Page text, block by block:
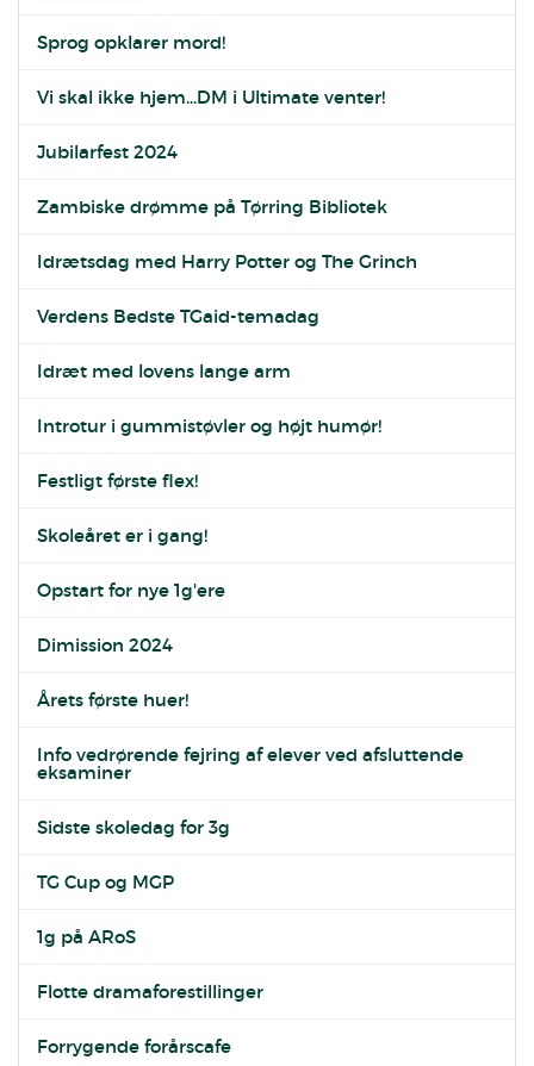
Sprog opklarer mord!
Vi skal ikke hjem...DM i Ultimate venter!
Jubilarfest 2024
Zambiske drømme på Tørring Bibliotek
Idrætsdag med Harry Potter og The Grinch
Verdens Bedste TGaid-temadag
Idræt med lovens lange arm
Introtur i gummistøvler og højt humør!
Festligt første flex!
Skoleåret er i gang!
Opstart for nye 1g'ere
Dimission 2024
Årets første huer!
Info vedrørende fejring af elever ved afsluttende
eksaminer
Sidste skoledag for 3g
TG Cup og MGP
1g på ARoS
Flotte dramaforestillinger
Forrygende forårscafe